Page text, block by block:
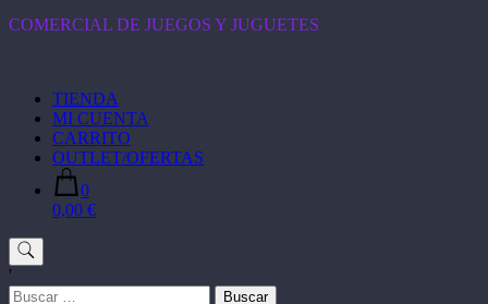
COMERCIAL DE JUEGOS Y JUGUETES
TIENDA
MI CUENTA
CARRITO
OUTLET/OFERTAS
0
0,00 €
'
Buscar: